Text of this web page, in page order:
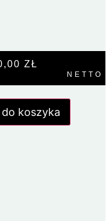
ZŁ
NETTO
koszyka